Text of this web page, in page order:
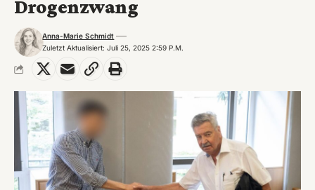
Drogenzwang
Zuletzt Aktualisiert: Juli 25, 2025 2:59 P.m.
Anna-Marie Schmidt